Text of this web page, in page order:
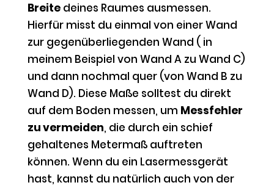
Breitedeines Raumes ausmessen.
Hierfür misst du einmal von einer Wand
zur gegenüberliegenden Wand ( in
meinem Beispiel von Wand A zu Wand C)
und dann nochmal quer (von Wand B zu
Wand D). Diese Maße solltest du direkt
auf dem Boden messen, um Messfehler
zu vermeiden, die durch ein schief
gehaltenes Metermaß auftreten
können. Wenn du ein Lasermessgerät
hast, kannst du natürlich auch von der